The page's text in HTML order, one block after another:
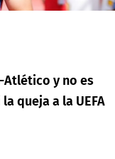
Atlético y no es
queja a la UEFA